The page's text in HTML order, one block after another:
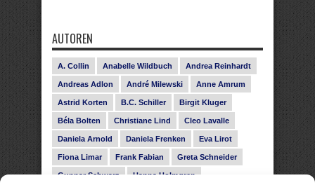
AUTOREN
A. Collin Anabelle Wildbuch Andrea Reinhardt
Andreas Adlon André Milewski Anne Amrum
Astrid Korten B.C. Schiller Birgit Kluger
Béla Bolten Christiane Lind Cleo Lavalle
Daniela Arnold Daniela Frenken Eva Lirot
Fiona Limar Frank Fabian Greta Schneider
Gunnar Schwarz Hanna Holmgren